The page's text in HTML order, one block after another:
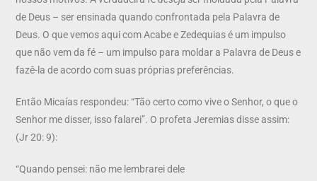
de Deus – ser ensinada quando confrontada pela Palavra de
Deus. O que vemos aqui com Acabe e Zedequias é um impulso
que não vem da fé – um impulso para moldar a Palavra de Deus e
fazê-la de acordo com suas próprias preferências.
Então Micaías respondeu: “Tão certo como vive o Senhor, o que o
Senhor me disser, isso falarei”. O profeta Jeremias disse assim:
(Jr 20: 9):
“Quando pensei: não me lembrarei dele